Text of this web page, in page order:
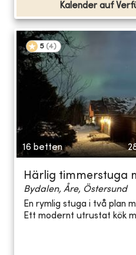
Kalender auf
5 (4)
16 betten
Härlig timmerstuga
Bydalen, Åre, Östersund
En rymlig stuga i två plan
Ett modernt utrustat kök